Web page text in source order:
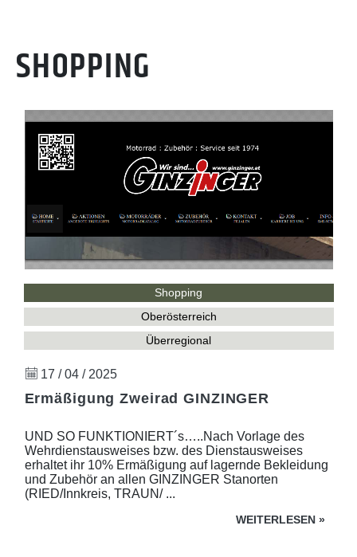
SHOPPING
Shopping
Oberösterreich
Überregional
17 / 04 / 2025
Ermäßigung Zweirad GINZINGER
UND SO FUNKTIONIERT´s…..Nach Vorlage des
Wehrdienstausweises bzw. des Dienstausweises
erhaltet ihr 10% Ermäßigung auf lagernde Bekleidung
und Zubehör an allen GINZINGER Stanorten
(RIED/Innkreis, TRAUN/ ...
WEITERLESEN »